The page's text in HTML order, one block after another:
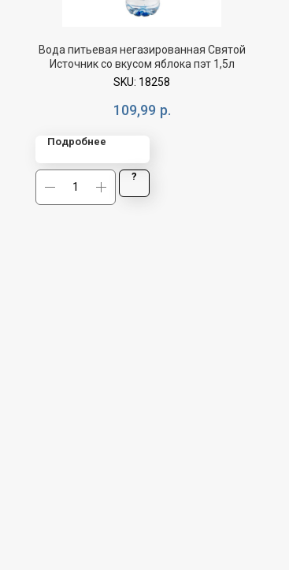
Вода питьевая негазированная Святой
Источник со вкусом яблока пэт 1,5л
SKU: 18258
109,99 р.
Подробнее
?